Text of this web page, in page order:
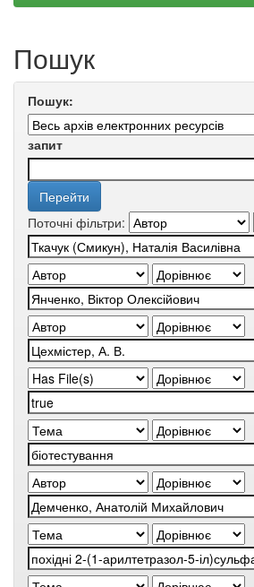
Пошук
Пошук:
запит
Поточні фільтри: